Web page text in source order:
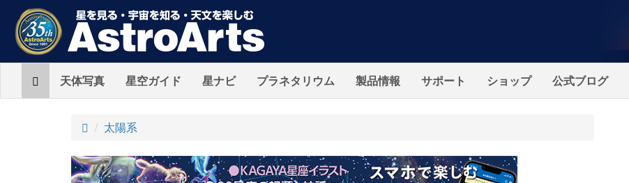
Home天体写真 星空ガイド 星ナビ プラネタリウム 製品情報 サポート ショップ 公式ブログ
ト
プ
太陽系